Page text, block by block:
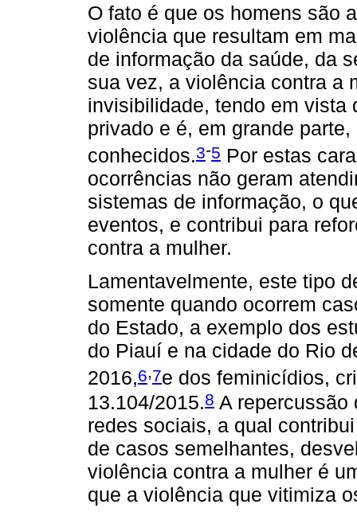
O fato é que os homens são
violência que resultam em
de informação da saúde, da
sua vez, a violência contra a
invisibilidade, tendo em vista
privado e é, em grande
conhecidos.3-5 Por estas
ocorrências não geram
sistemas de informação, o
eventos, e contribui para
contra a mulher.
Lamentavelmente, este tipo
somente quando ocorrem
do Estado, a exemplo dos
do Piauí e na cidade do Rio
2016,6,7e dos feminicídios,
13.104/2015.8 A repercussão
redes sociais, a qual
de casos semelhantes,
violência contra a mulher é
que a violência que vitimiza